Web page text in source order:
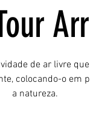
de ar livre
colocando-o em
a natureza.